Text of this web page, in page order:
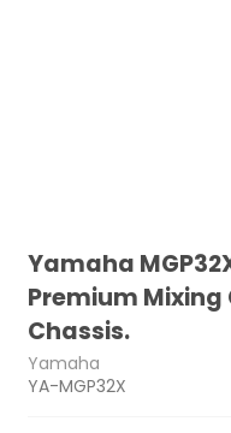
Yamaha
Premium
Chassis.
Yamaha
YA-MGP32X